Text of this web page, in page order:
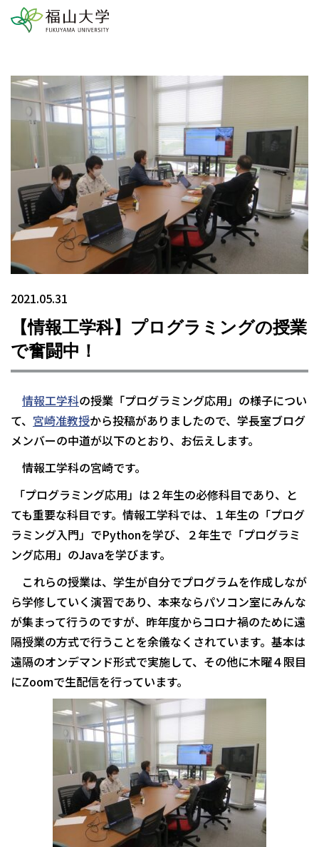
2021.05.31
【情報工学科】プログラミングの授業
で奮闘中！
情報工学科の授業「プログラミング応用」の様子につい
て、 宮崎准教授から投稿がありましたので、学長室ブログ
メンバーの中道が以下のとおり、お伝えします。
情報工学科の宮崎です。
「プログラミング応用」は２年生の必修科目であり、と
ても重要な科目です。情報工学科では、１年生の「プログ
ラミング入門」でPythonを学び、２年生で「プログラミ
ング応用」のJavaを学びます。
これらの授業は、学生が自分でプログラムを作成しなが
ら学修していく演習であり、本来ならパソコン室にみんな
が集まって行うのですが、昨年度からコロナ禍のために遠
隔授業の方式で行うことを余儀なくされています。基本は
遠隔のオンデマンド形式で実施して、その他に木曜４限目
にZoomで生配信を行っています。